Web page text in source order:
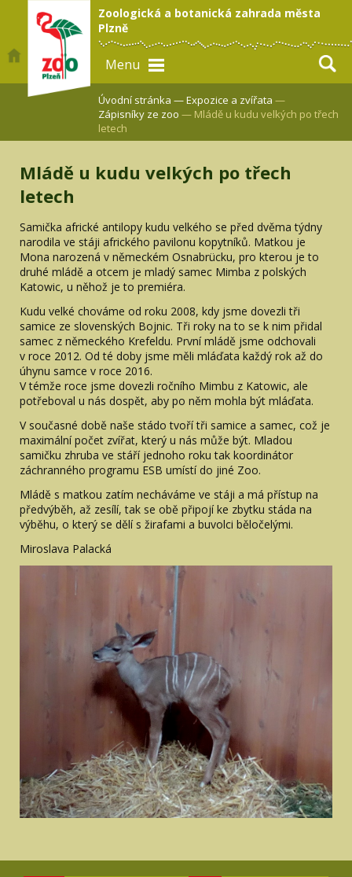
Zoologická a botanická zahrada města
Plzně
Menu
Úvodní stránka —Expozice a zvířata —
Zápisníky ze zoo — Mládě u kudu velkých po třech
letech
Mládě u kudu velkých po třech
letech
Samička africké antilopy kudu velkého se před dvěma týdny
narodila ve stáji afrického pavilonu kopytníků. Matkou je
Mona narozená v německém Osnabrücku, pro kterou je to
druhé mládě a otcem je mladý samec Mimba z polských
Katowic, u něhož je to premiéra.
Kudu velké chováme od roku 2008, kdy jsme dovezli tři
samice ze slovenských Bojnic. Tři roky na to se k nim přidal
samec z německého Krefeldu. První mládě jsme odchovali
v roce 2012. Od té doby jsme měli mláďata každý rok až do
úhynu samce v roce 2016.
V témže roce jsme dovezli ročního Mimbu z Katowic, ale
potřeboval u nás dospět, aby po něm mohla být mláďata.
V současné době naše stádo tvoří tři samice a samec, což je
maximální počet zvířat, který u nás může být. Mladou
samičku zhruba ve stáří jednoho roku tak koordinátor
záchranného programu ESB umístí do jiné Zoo.
Mládě s matkou zatím necháváme ve stáji a má přístup na
předvýběh, až zesílí, tak se obě připojí ke zbytku stáda na
výběhu, o který se dělí s žirafami a buvolci běločelými.
Miroslava Palacká